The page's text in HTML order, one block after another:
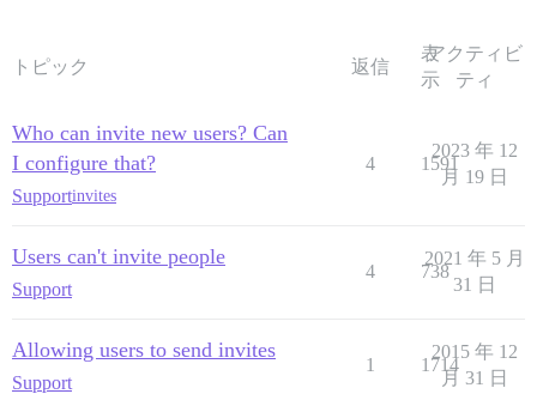
トピック 返信
表
示
アクティビ
ティ
Who can invite new users? Can
I configure that?
Supportinvites
4 1591
2023 年 12
月 19 日
Users can't invite people
Support
4 738
2021 年 5 月
31 日
Allowing users to send invites
Support
1 1714
2015 年 12
月 31 日